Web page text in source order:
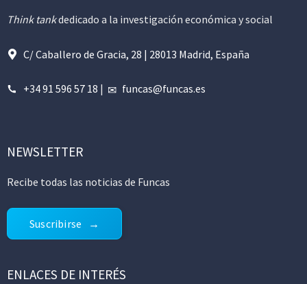
Think tankdedicado a la investigación económica y social
C/ Caballero de Gracia, 28 | 28013 Madrid, España
+34 91 596 57 18 | funcas@funcas.es
NEWSLETTER
Recibe todas las noticias de Funcas
Suscribirse
ENLACES DE INTERÉS